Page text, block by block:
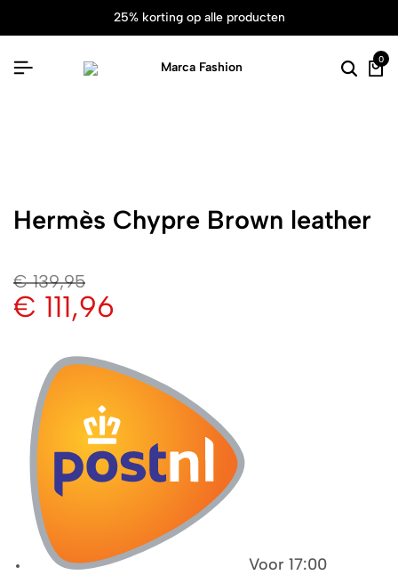
25% korting op alle producten
0
Hermès Chypre Brown leather
€139,95
€ 111,96
Voor 17:00